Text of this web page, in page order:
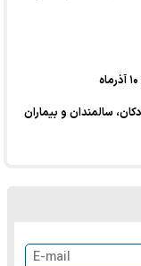
سالمندان و بیماران